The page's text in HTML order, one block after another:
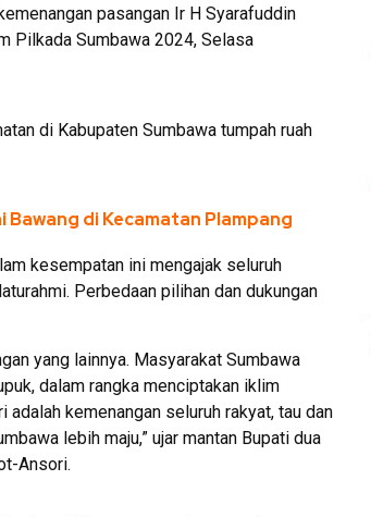
pasangan Ir H Syarafuddin
Pilkada Sumbawa 2024, Selasa
di Kabupaten Sumbawa tumpah ruah
Bawang di Kecamatan Plampang
kesempatan ini mengajak seluruh
Perbedaan pilihan dan dukungan
yang lainnya. Masyarakat Sumbawa
dalam rangka menciptakan iklim
kemenangan seluruh rakyat, tau dan
lebih maju,” ujar mantan Bupati dua
Ansori.